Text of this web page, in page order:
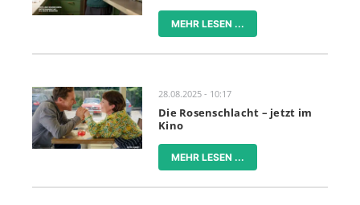
MEHR LESEN ...
28.08.2025 - 10:17
Die Rosenschlacht – jetzt im
Kino
MEHR LESEN ...